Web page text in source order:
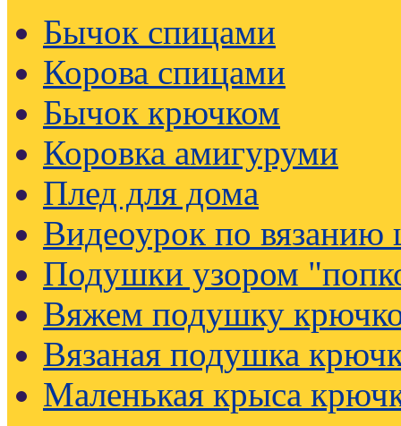
Бычок спицами
Корова спицами
Бычок крючком
Коровка амигуруми
Плед для дома
Видеоурок по
Подушки узором
Вяжем подушку
Вязаная подушка
Маленькая крыса